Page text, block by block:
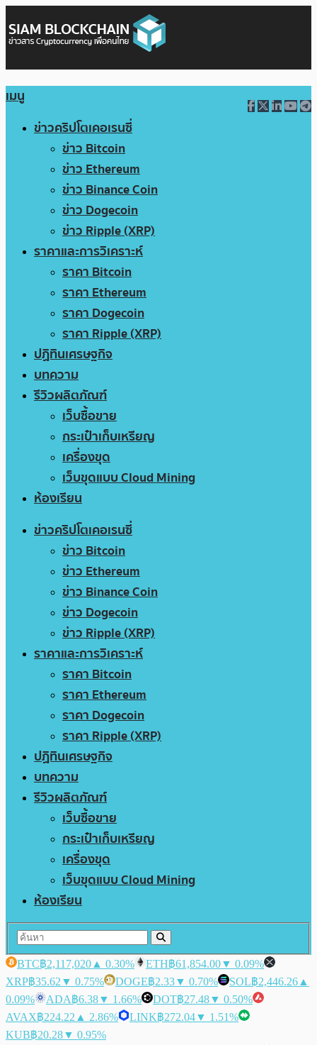
เมนู
ข่าวคริปโตเคอเรนซี่
ข่าว Bitcoin
ข่าว Ethereum
ข่าว Binance Coin
ข่าว Dogecoin
ข่าว Ripple (XRP)
ราคาและการวิเคราะห์
ราคา Bitcoin
ราคา Ethereum
ราคา Dogecoin
ราคา Ripple (XRP)
ปฏิทินเศรษฐกิจ
บทความ
รีวิวผลิตภัณฑ์
เว็บซื้อขาย
กระเป๋าเก็บเหรียญ
เครื่องขุด
เว็บขุดแบบ Cloud Mining
ห้องเรียน
ข่าวคริปโตเคอเรนซี่
ข่าว Bitcoin
ข่าว Ethereum
ข่าว Binance Coin
ข่าว Dogecoin
ข่าว Ripple (XRP)
ราคาและการวิเคราะห์
ราคา Bitcoin
ราคา Ethereum
ราคา Dogecoin
ราคา Ripple (XRP)
ปฏิทินเศรษฐกิจ
บทความ
รีวิวผลิตภัณฑ์
เว็บซื้อขาย
กระเป๋าเก็บเหรียญ
เครื่องขุด
เว็บขุดแบบ Cloud Mining
ห้องเรียน
BTC฿2,117,020 ▲ 0.30% ETH฿61,854.00▼ 0.09%
XRP฿35.62 ▼ 0.75% DOGE฿2.33▼ 0.70% SOL฿2,446.26 ▲
0.09%
ADA฿6.38▼ 1.66% DOT฿27.48▼ 0.50%
AVAX฿224.22 ▲ 2.86% LINK฿272.04▼ 1.51%
KUB฿20.28▼ 0.95%